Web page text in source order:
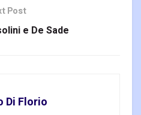
Post
e De Sade
Di Florio